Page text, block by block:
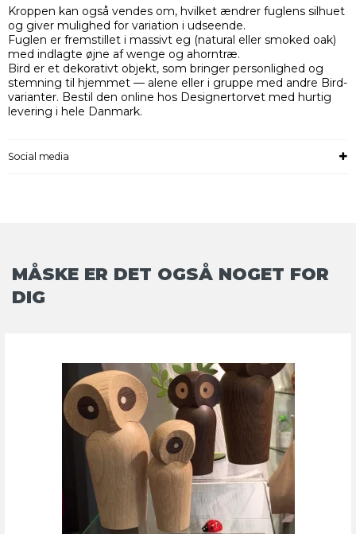
Kroppen kan også vendes om, hvilket ændrer fuglens silhuet
og giver mulighed for variation i udseende.
Fuglen er fremstillet i massivt eg (natural eller smoked oak)
med indlagte øjne af wenge og ahorntræ.
Bird er et dekorativt objekt, som bringer personlighed og
stemning til hjemmet — alene eller i gruppe med andre Bird-
varianter. Bestil den online hos Designertorvet med hurtig
levering i hele Danmark.
Social media
MÅSKE ER DET OGSÅ NOGET FOR
DIG